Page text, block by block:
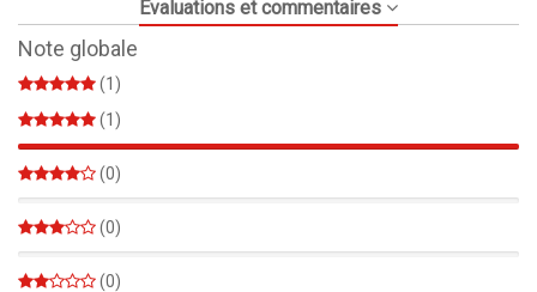
Évaluations et commentaires
Note globale
(1)
(1)
100%
(0)
(0)
(0)